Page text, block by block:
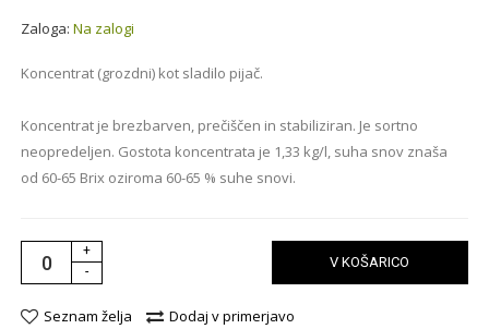
Zaloga:Na zalogi
Koncentrat (grozdni) kot sladilo pijač.
Koncentrat je brezbarven, prečiščen in stabiliziran. Je sortno
neopredeljen. Gostota koncentrata je 1,33 kg/l, suha snov znaša
od 60-65 Brix oziroma 60-65 % suhe snovi.
+
-
V KOŠARICO
Seznam želja
Dodaj v primerjavo